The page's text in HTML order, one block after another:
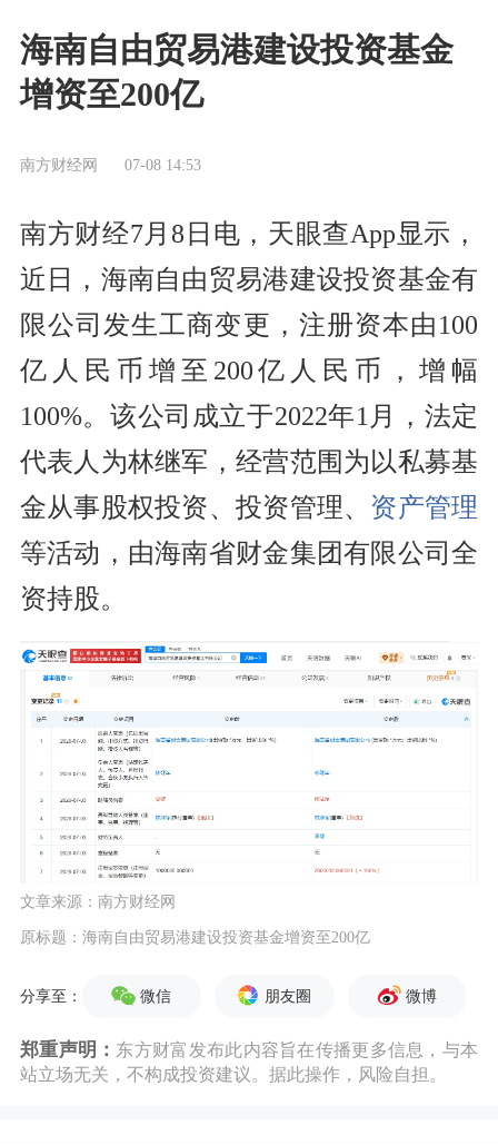
海南自由贸易港建设投资基金
增资至200亿
南方财经网 07-08 14:53
南方财经7月8日电，天眼查App显示，
近日，海南自由贸易港建设投资基金有
限公司发生工商变更，注册资本由100
亿人民币增至200亿人民币，增幅
100%。该公司成立于2022年1月，法定
代表人为林继军，经营范围为以私募基
金从事股权投资、投资管理、 资产管理
等活动，由海南省财金集团有限公司全
资持股。
文章来源：南方财经网
原标题：海南自由贸易港建设投资基金增资至200亿
分享至： 微信 朋友圈 微博
郑重声明： 东方财富发布此内容旨在传播更多信息，与本
站立场无关，不构成投资建议。据此操作，风险自担。